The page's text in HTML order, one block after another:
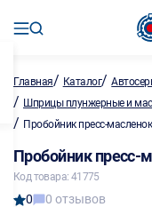
Главная/ Каталог/
/ Шприцы плунжерные и
/ Пробойник пресс-
Пробойник пресс-
Код товара: 41775
0 0 отзывов